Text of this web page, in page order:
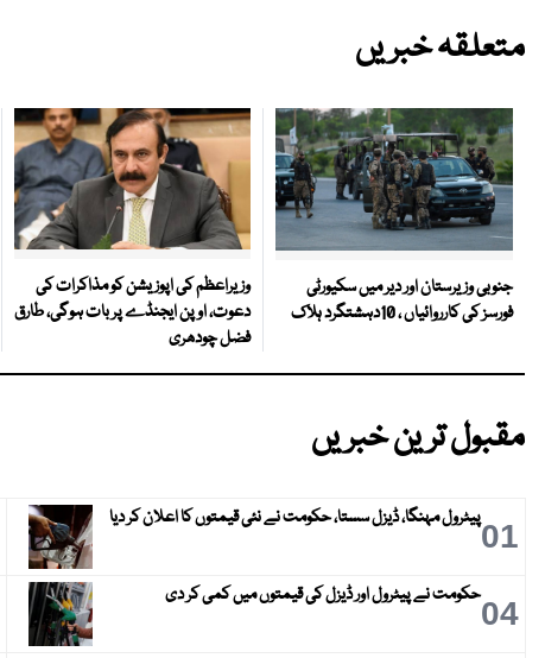
متعلقہ خبریں
جنوبی وزیرستان اور دیر میں سکیورٹی
فورسز کی کارروائیاں ، 10دہشتگرد ہلاک
وزیراعظم کی اپوزیشن کو مذاکرات کی
دعوت، اوپن ایجنڈے پر بات ہوگی، طارق
فضل چودھری
مقبول ترین خبریں
01پیٹرول مہنگا، ڈیزل سستا، حکومت نے نئی قیمتوں کا اعلان کر دیا
04حکومت نے پیٹرول اور ڈیزل کی قیمتوں میں کمی کر دی